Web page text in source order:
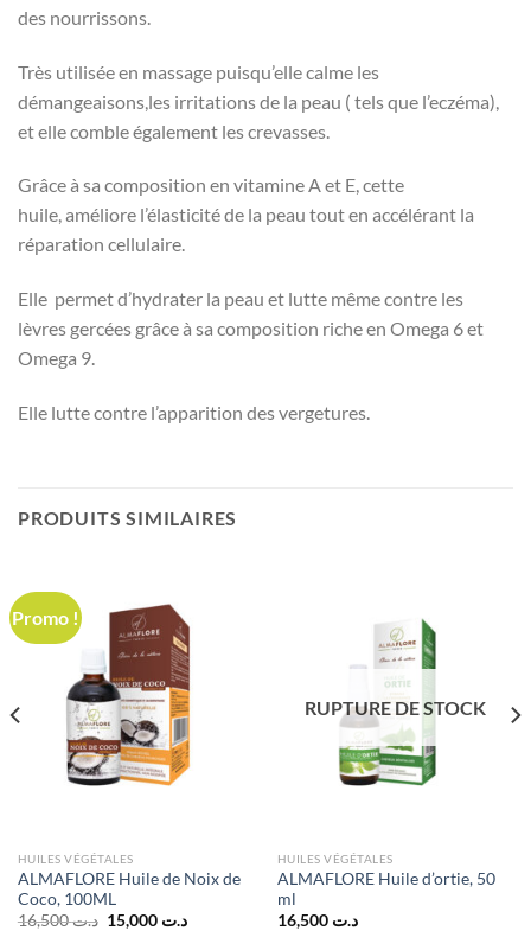
des nourrissons.
Très utilisée en massage puisqu’elle calme les
démangeaisons,les irritations de la peau ( tels que l’eczéma),
et elle comble également les crevasses.
Grâce à sa composition en vitamine A et E, cette
huile, améliore l’élasticité de la peau tout en accélérant la
réparation cellulaire.
Elle permet d’hydrater la peau et lutte même contre les
lèvres gercées grâce à sa composition riche en Omega 6 et
Omega 9.
Elle lutte contre l’apparition des vergetures.
PRODUITS SIMILAIRES
Promo !
HUILES VÉGÉTALES
ALMAFLORE Huile de Noix de
Coco, 100ML
د.ت16,500
Le
د.ت 15,000
Le
RUPTURE DE STOCK
HUILES VÉGÉTALES
ALMAFLORE Huile d’ortie, 50
ml
د.ت 16,500